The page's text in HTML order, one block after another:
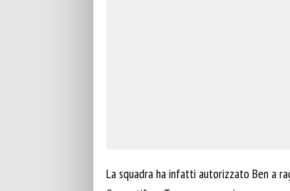
La squadra ha infatti autorizzato Ben a